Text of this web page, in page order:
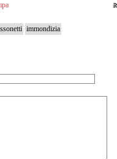
immondizia